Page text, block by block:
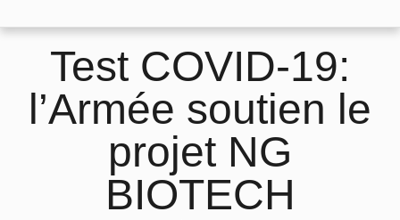
Test COVID-19:
l’Armée soutien le
projet NG
BIOTECH